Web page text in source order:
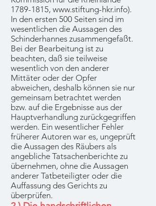
1789-1815, www.stiftung-hkr.info).
In den ersten 500 Seiten sind im
wesentlichen die Aussagen des
Schinderhannes zusammengefaßt.
Bei der Bearbeitung ist zu
beachten, daß sie teilweise
wesentlich von den anderer
Mittäter oder der Opfer
abweichen, deshalb können sie nur
gemeinsam betrachtet werden
bzw. auf die Ergebnisse aus der
Hauptverhandlung zurückgegriffen
werden. Ein wesentlicher Fehler
früherer Autoren war es, ungeprüft
die Aussagen des Räubers als
angebliche Tatsachenberichte zu
übernehmen, ohne die Aussagen
anderer Tatbeteiligter oder die
Auffassung des Gerichts zu
überprüfen.